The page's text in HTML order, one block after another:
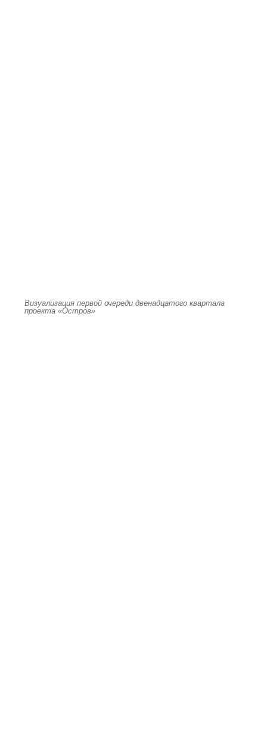
Визуализация первой очереди двенадцатого квартала
проекта «Остров»